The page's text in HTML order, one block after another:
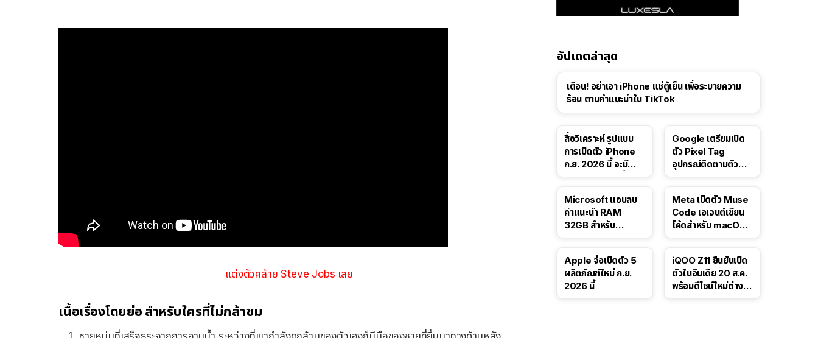
แต่งตัวคล้าย Steve Jobs เลย
เนื้อเรื่องโดยย่อ สำหรับใครที่ไม่กล้าชม
อัปเดตล่าสุด
เตือน! อย่าเอา iPhone แช่ตู้เย็น เพื่อระบายความ
ร้อน ตามคำแนะนำใน TikTok
สื่อวิเคราะห์ รูปแบบ
การเปิดตัว iPhone
ก.ย. 2026 นี้ จะมี
Google เตรียมเปิด
ตัว Pixel Tag
อุปกรณ์ติดตามตัว
Microsoft แอบลบ
คำแนะนำ RAM
32GB สำหรับ
Meta เปิดตัว Muse
Code เอเจนต์เขียน
โค้ดสำหรับ macOS
Apple จ่อเปิดตัว 5
ผลิตภัณฑ์ใหม่ ก.ย.
2026 นี้
iQOO Z11 ยืนยันเปิด
ตัวในอินเดีย 20 ส.ค.
พร้อมดีไซน์ใหม่ต่าง